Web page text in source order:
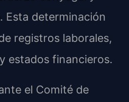
Esta determinación
registros laborales,
estados financieros.
el Comité de